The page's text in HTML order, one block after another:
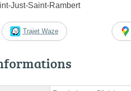
Just-Saint-Rambert
Trajet Waze